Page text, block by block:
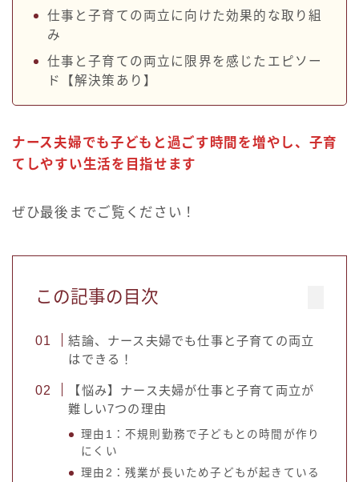
仕事と子育ての両立に向けた効果的な取り組
み
仕事と子育ての両立に限界を感じたエピソー
ド【解決策あり】
ナース夫婦でも子どもと過ごす時間を増やし、子育
てしやすい生活を目指せます
ぜひ最後までご覧ください！
この記事の目次
結論、ナース夫婦でも仕事と子育ての両立
はできる！
【悩み】ナース夫婦が仕事と子育て両立が
難しい7つの理由
理由1：不規則勤務で子どもとの時間が作り
にくい
理由2：残業が長いため子どもが起きている